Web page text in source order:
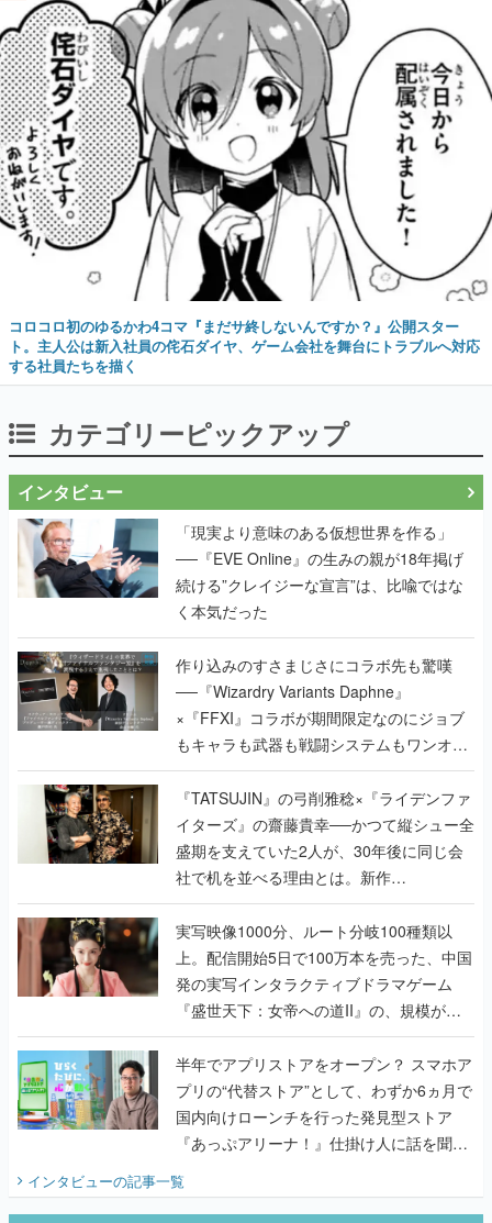
コロコロ初のゆるかわ4コマ『まだサ終しないんですか？』公開スター
ト。主人公は新入社員の侘石ダイヤ、ゲーム会社を舞台にトラブルへ対応
する社員たちを描く
カテゴリーピックアップ
インタビュー
「現実より意味のある仮想世界を作る」
──『EVE Online』の生みの親が18年掲げ
続ける”クレイジーな宣言”は、比喩ではな
く本気だった
作り込みのすさまじさにコラボ先も驚嘆
──『Wizardry Variants Daphne』
×『FFXI』コラボが期間限定なのにジョブ
もキャラも武器も戦闘システムもワンオフ
で作り込まれた理由を両ディレクターに聞
く
『TATSUJIN』の弓削雅稔×『ライデンファ
イターズ』の齋藤貴幸──かつて縦シュー全
盛期を支えていた2人が、30年後に同じ会
社で机を並べる理由とは。新作
『TATSUJIN EXTREME』で初タッグを組
んだレジェンド2人に訊く開発秘話
実写映像1000分、ルート分岐100種類以
上。配信開始5日で100万本を売った、中国
発の実写インタラクティブドラマゲーム
『盛世天下：女帝への道II』の、規模が違
うこだわりをプロデューサーに聞いた
半年でアプリストアをオープン？ スマホア
プリの“代替ストア”として、わずか6ヵ月で
国内向けローンチを行った発見型ストア
『あっぷアリーナ！』仕掛け人に話を聞い
てみた
インタビューの記事一覧